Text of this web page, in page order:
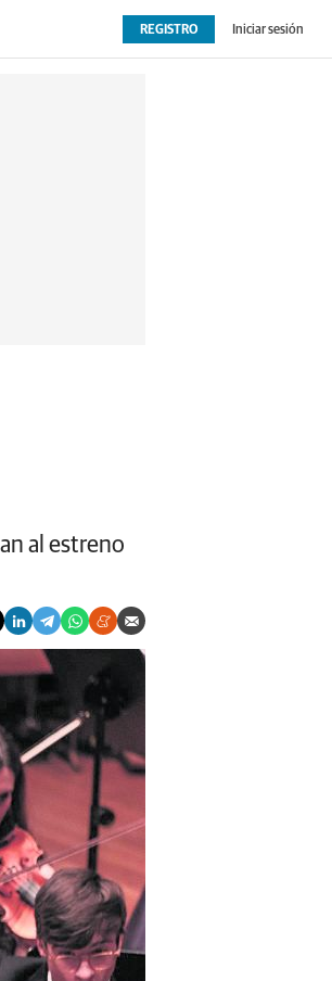
REGISTRO Iniciar sesión
al estreno